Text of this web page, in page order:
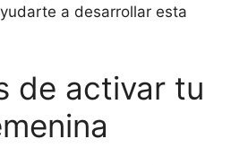
a desarrollar esta
de activar tu